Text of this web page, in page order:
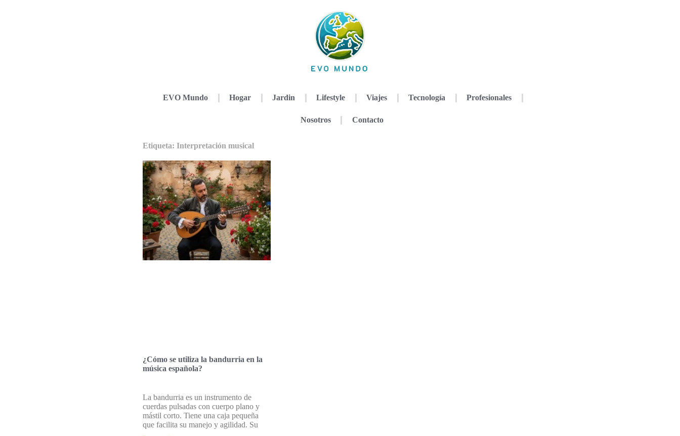
EVO Mundo Hogar Jardin Lifestyle Viajes Tecnología Profesionales
Nosotros Contacto
Etiqueta: Interpretación musical
¿Cómo se utiliza la bandurria en la
música española?
La bandurria es un instrumento de
cuerdas pulsadas con cuerpo plano y
mástil corto. Tiene una caja pequeña
que facilita su manejo y agilidad. Su